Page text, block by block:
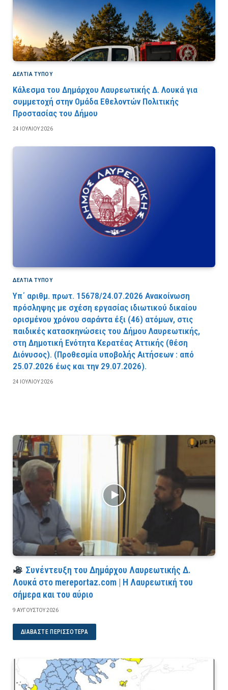
ΔΕΛΤΙΑ ΤΥΠΟΥ
Κάλεσμα του Δημάρχου Λαυρεωτικής Δ. Λουκά για
συμμετοχή στην Ομάδα Εθελοντών Πολιτικής
Προστασίας του Δήμου
24 ΙΟΥΛΊΟΥ 2026
ΔΕΛΤΙΑ ΤΥΠΟΥ
Υπ΄ αριθμ. πρωτ. 15678/24.07.2026 Ανακοίνωση
πρόσληψης με σχέση εργασίας ιδιωτικού δικαίου
ορισμένου χρόνου σαράντα έξι (46) ατόμων, στις
παιδικές κατασκηνώσεις του Δήμου Λαυρεωτικής,
στη Δημοτική Ενότητα Κερατέας Αττικής (θέση
Διόνυσος). (Προθεσμία υποβολής Αιτήσεων : από
25.07.2026 έως και την 29.07.2026).
24 ΙΟΥΛΊΟΥ 2026
Συνέντευξη του Δημάρχου Λαυρεωτικής Δ.
Λουκά στο mereportaz.com | Η Λαυρεωτική του
σήμερα και του αύριο
9 ΑΥΓΟΎΣΤΟΥ 2026
ΔΙΑΒΆΣΤΕ ΠΕΡΙΣΣΌΤΕΡΑ